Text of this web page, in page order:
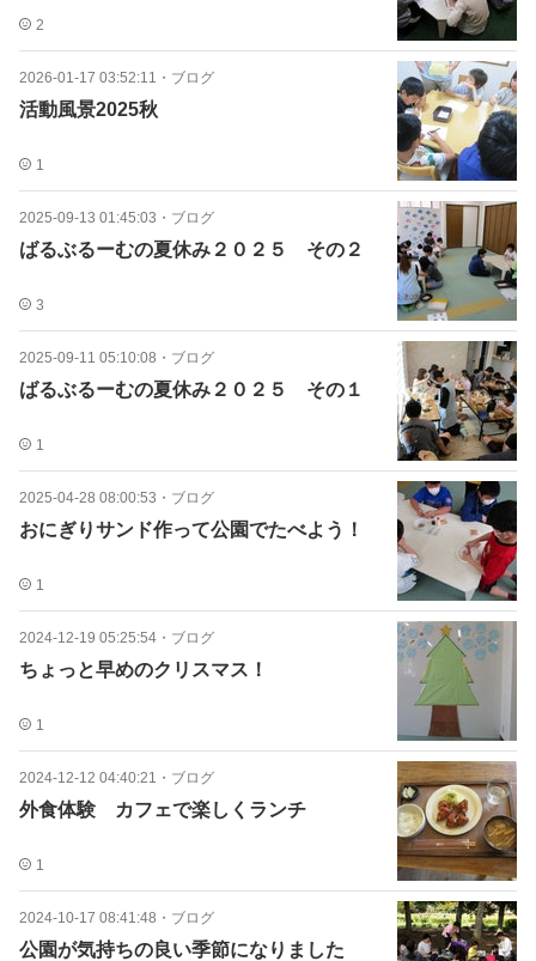
2
2026-01-17 03:52:11 ・ ブログ
活動風景2025秋
1
2025-09-13 01:45:03 ・ ブログ
ばるぶるーむの夏休み２０２５ その２
3
2025-09-11 05:10:08 ・ ブログ
ばるぶるーむの夏休み２０２５ その１
1
2025-04-28 08:00:53 ・ ブログ
おにぎりサンド作って公園でたべよう！
1
2024-12-19 05:25:54 ・ ブログ
ちょっと早めのクリスマス！
1
2024-12-12 04:40:21 ・ ブログ
外食体験 カフェで楽しくランチ
1
2024-10-17 08:41:48 ・ ブログ
公園が気持ちの良い季節になりました